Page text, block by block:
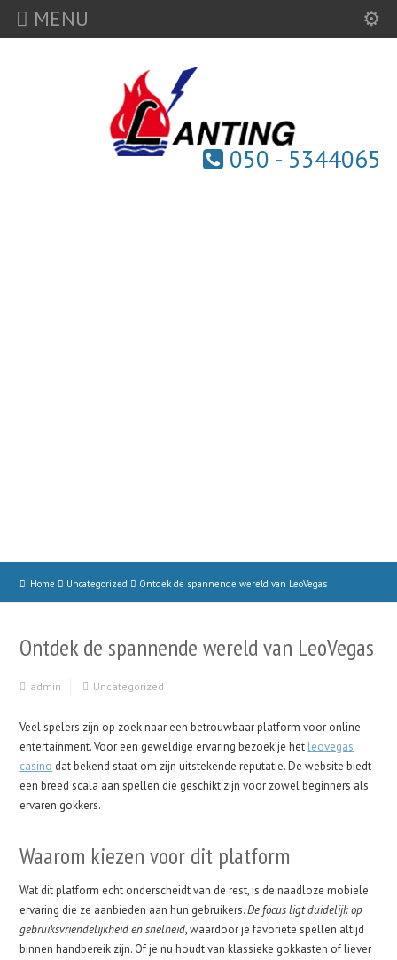
MENU
050 - 5344065
Home Uncategorized Ontdek de spannende wereld van LeoVegas
Ontdek de spannende wereld van LeoVegas
admin Uncategorized
Veel spelers zijn op zoek naar een betrouwbaar platform voor online
entertainment. Voor een geweldige ervaring bezoek je het leovegas
casino dat bekend staat om zijn uitstekende reputatie. De website biedt
een breed scala aan spellen die geschikt zijn voor zowel beginners als
ervaren gokkers.
Waarom kiezen voor dit platform
Wat dit platform echt onderscheidt van de rest, is de naadloze mobiele
ervaring die ze aanbieden aan hun gebruikers.De focus ligt duidelijk op
gebruiksvriendelijkheid en snelheid, waardoor je favoriete spellen altijd
binnen handbereik zijn. Of je nu houdt van klassieke gokkasten of liever